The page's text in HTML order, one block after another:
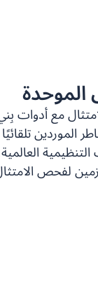
الموحدة
مع أدوات
الموردين
التنظيمية
لفحص